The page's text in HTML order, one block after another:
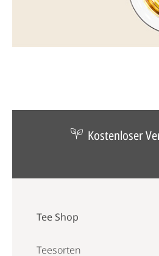
Kostenloser
Tee Shop
Teesorten